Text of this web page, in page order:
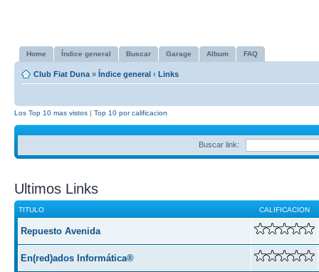
Home Índice general Buscar Garage Album FAQ
Club Fiat Duna » Índice general ‹ Links
Los Top 10 mas vistos | Top 10 por calificacion
Buscar link:
Ultimos Links
TITULO CALIFICACION
Repuesto Avenida
En(red)ados Informática®